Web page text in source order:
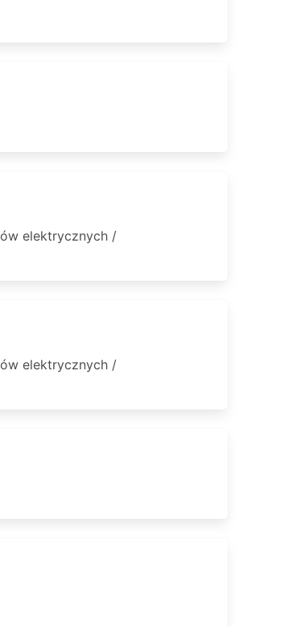
elektrycznych /
elektrycznych /